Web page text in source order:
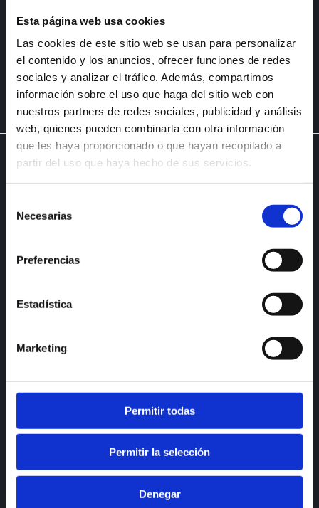
Esta página web usa cookies
Las cookies de este sitio web se usan para personalizar
el contenido y los anuncios, ofrecer funciones de redes
sociales y analizar el tráfico. Además, compartimos
información sobre el uso que haga del sitio web con
nuestros partners de redes sociales, publicidad y análisis
web, quienes pueden combinarla con otra información
que les haya proporcionado o que hayan recopilado a
partir del uso que haya hecho de sus servicios.
Necesarias
Preferencias
Estadística
Marketing
Permitir todas
Permitir la selección
Denegar
Deporte
Conoce todas
LÍNEA URBAN
LÍNEA HÁBITAT
LÍNEA PETS